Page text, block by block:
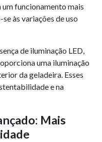
funcionamento mais
às variações de uso
de iluminação LED,
uma iluminação
da geladeira. Esses
e na
Mais